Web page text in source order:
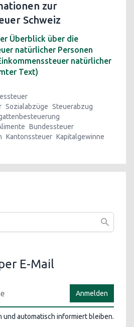
zur
Schweiz
Überblick über die
natürlicher Personen
natürlicher
Text)
Sozialabzüge Steuerabzug
Bundessteuer
Kantonssteuer Kapitalgewinne
E-Mail
Anmelden
und automatisch informiert bleiben.